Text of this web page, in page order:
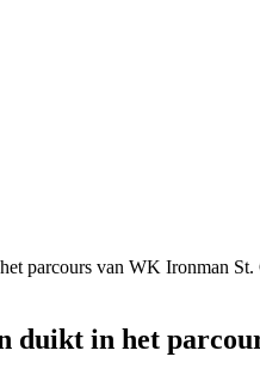
in het